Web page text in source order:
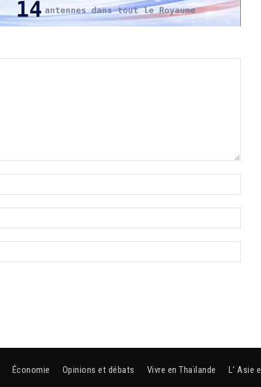
Économie Opinions et débats Vivre en Thaïlande L’ Asie